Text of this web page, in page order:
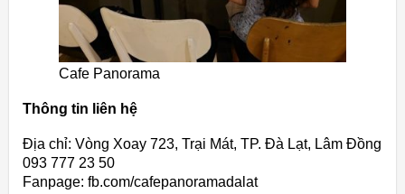
Cafe Panorama
Thông tin liên hệ
Địa chỉ: Vòng Xoay 723, Trại Mát, TP. Đà Lạt, Lâm Đồng
093 777 23 50
Fanpage: fb.com/cafepanoramadalat